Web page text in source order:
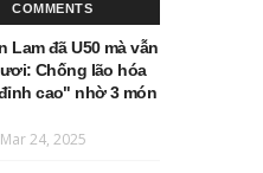
COMMENTS
Lam đã U50 mà vẫn
Chống lão hóa
cao" nhờ 3 món
Mar 24, 2025